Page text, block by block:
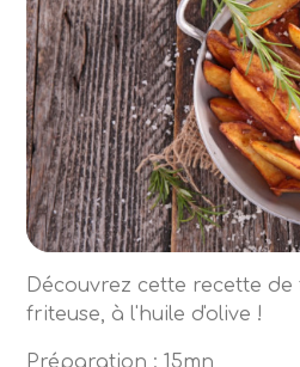
Découvrez cette recette
friteuse, à l'huile d'olive !
Préparation : 15mn